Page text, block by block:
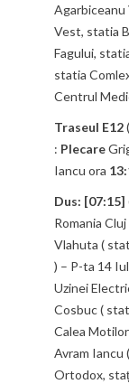
Agarbiceanu
Vest, statia
Fagului,
statia
Centrul
Traseul E12
: Plecare
Iancu ora
Dus: [07:15]
Romania
Vlahuta (
) – P-ta 14
Uzinei
Cosbuc (
Calea
Avram Iancu
Ortodox,